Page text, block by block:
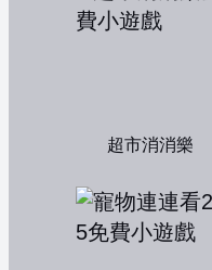
超市消消樂